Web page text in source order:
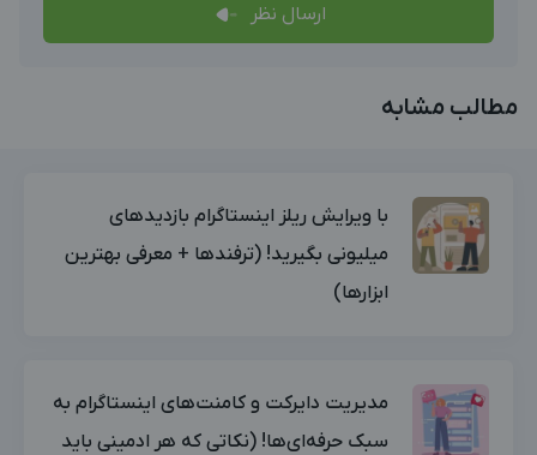
ارسال نظر
مطالب مشابه
با ویرایش ریلز اینستاگرام بازدیدهای
میلیونی بگیرید! (ترفندها + معرفی بهترین
ابزارها)
مدیریت دایرکت‌ و کامنت‌های اینستاگرام به
سبک حرفه‌ای‌ها! (نکاتی که هر ادمینی باید